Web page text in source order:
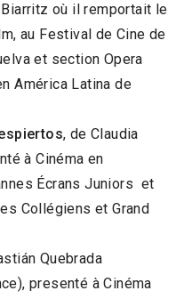
où il remportait le
au Festival de Cine de
et section Opera
América Latina de
, de Claudia
à Cinéma en
Écrans Juniors et
Collégiens et Grand
Quebrada
presenté à Cinéma